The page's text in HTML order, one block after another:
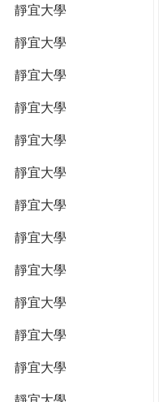
靜宜大學
靜宜大學
靜宜大學
靜宜大學
靜宜大學
靜宜大學
靜宜大學
靜宜大學
靜宜大學
靜宜大學
靜宜大學
靜宜大學